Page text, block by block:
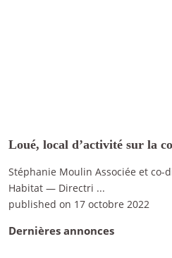
Loué, local d’activité sur la
Stéphanie Moulin Associée et co-
Habitat — Directri ...
published on 17 octobre 2022
Dernières annonces